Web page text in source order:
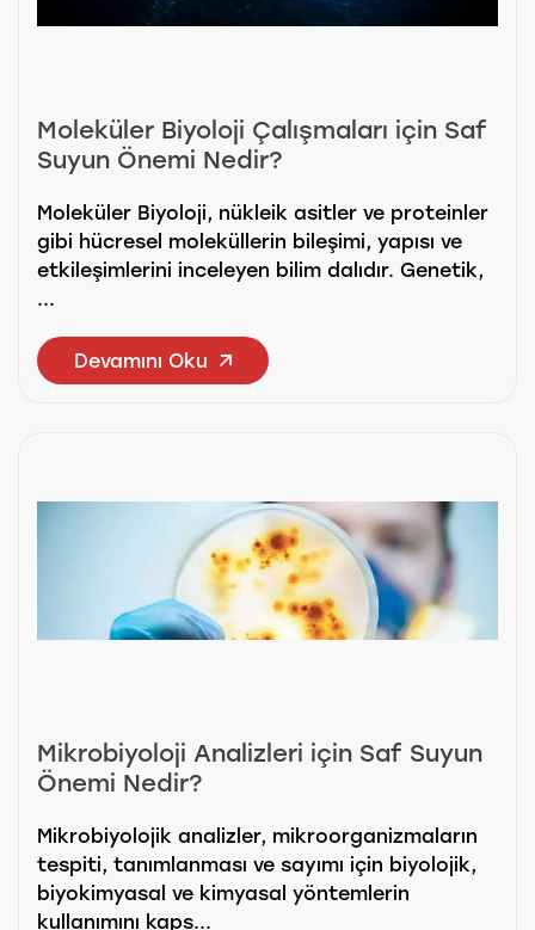
Moleküler Biyoloji Çalışmaları için Saf
Suyun Önemi Nedir?
Moleküler Biyoloji, nükleik asitler ve proteinler
gibi hücresel moleküllerin bileşimi, yapısı ve
etkileşimlerini inceleyen bilim dalıdır. Genetik,
...
Devamını Oku
Mikrobiyoloji Analizleri için Saf Suyun
Önemi Nedir?
Mikrobiyolojik analizler, mikroorganizmaların
tespiti, tanımlanması ve sayımı için biyolojik,
biyokimyasal ve kimyasal yöntemlerin
kullanımını kaps...